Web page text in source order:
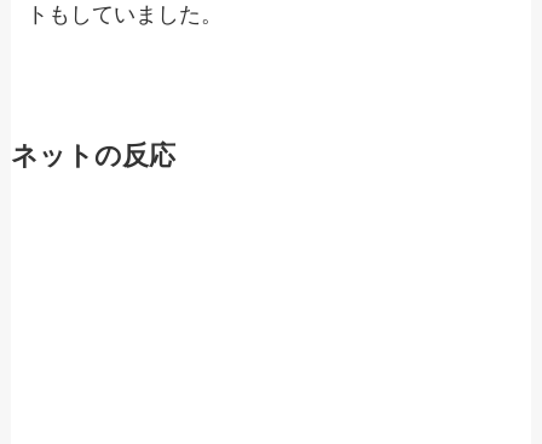
トもしていました。
ネットの反応